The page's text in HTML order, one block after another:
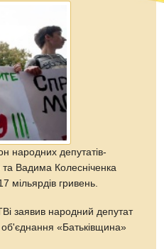
народних депутатів-
та Вадима Колесніченка
мільярдів гривень.
заявив народний депутат
об'єднання «Батьківщина»